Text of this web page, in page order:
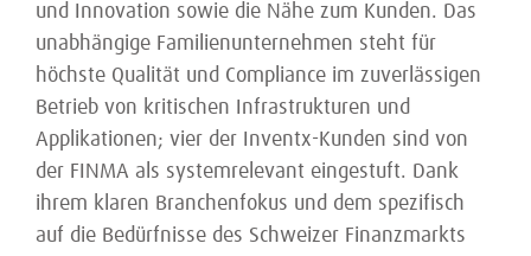
und Innovation sowie die Nähe zum Kunden. Das
unabhängige Familienunternehmen steht für
höchste Qualität und Compliance im zuverlässigen
Betrieb von kritischen Infrastrukturen und
Applikationen; vier der Inventx-Kunden sind von
der FINMA als systemrelevant eingestuft. Dank
ihrem klaren Branchenfokus und dem spezifisch
auf die Bedürfnisse des Schweizer Finanzmarkts